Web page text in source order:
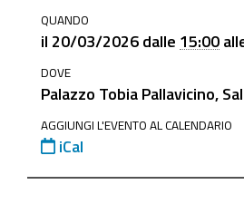
homepage/events/20-
marzo-
convegno-
liguria-
2035-
infrastrutture-
digitali-
QUANDO
il 20/03/2026 dalle 15:00
DOVE
Palazzo Tobia Pallavicino,
AGGIUNGI L'EVENTO AL CALENDARIO
iCal